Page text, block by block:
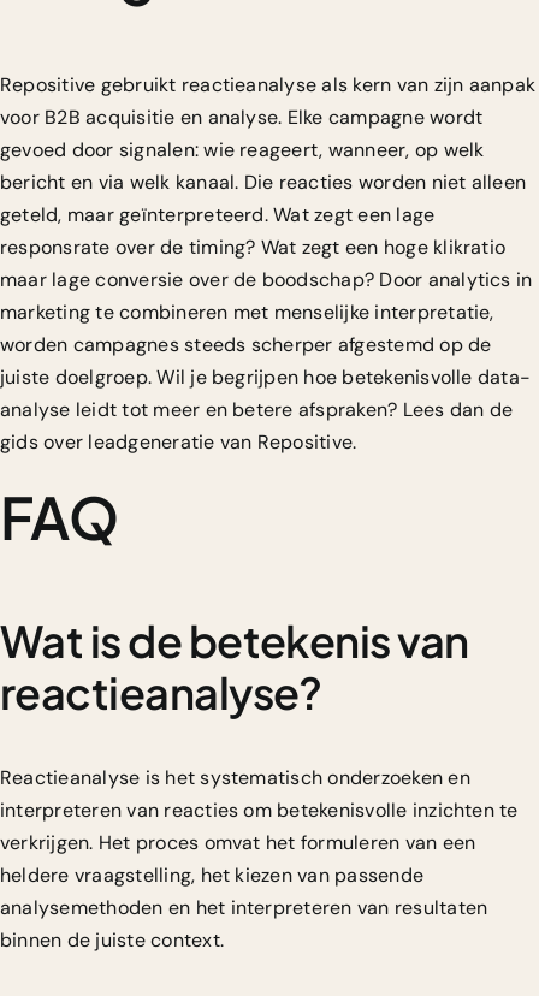
Repositive gebruikt reactieanalyse als kern van zijn aanpak
voor B2B acquisitie en analyse. Elke campagne wordt
gevoed door signalen: wie reageert, wanneer, op welk
bericht en via welk kanaal. Die reacties worden niet alleen
geteld, maar geïnterpreteerd. Wat zegt een lage
responsrate over de timing? Wat zegt een hoge klikratio
maar lage conversie over de boodschap? Door analytics in
marketingte combineren met menselijke interpretatie,
worden campagnes steeds scherper afgestemd op de
juiste doelgroep. Wil je begrijpen hoe betekenisvolle data-
analyse leidt tot meer en betere afspraken? Lees dan de
gids over leadgeneratie van Repositive.
FAQ
Wat is de betekenis van
reactieanalyse?
Reactieanalyse is het systematisch onderzoeken en
interpreteren van reacties om betekenisvolle inzichten te
verkrijgen. Het proces omvat het formuleren van een
heldere vraagstelling, het kiezen van passende
analysemethoden en het interpreteren van resultaten
binnen de juiste context.